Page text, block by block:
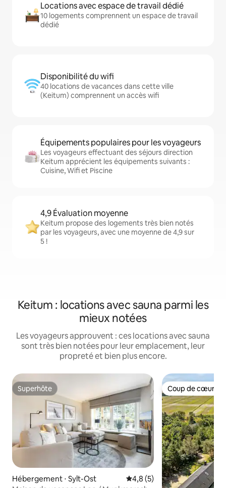
Locations avec espace de travail dédié
10 logements comprennent un espace de travail
dédié
Disponibilité du wifi
40 locations de vacances dans cette ville
(Keitum) comprennent un accès wifi
Équipements populaires pour les voyageurs
Les voyageurs effectuant des séjours direction
Keitum apprécient les équipements suivants :
Cuisine, Wifi et Piscine
4,9 Évaluation moyenne
Keitum propose des logements très bien notés
par les voyageurs, avec une moyenne de 4,9 sur
5 !
Keitum : locations avec sauna parmi les
mieux notées
Les voyageurs approuvent : ces locations avec sauna
sont très bien notées pour leur emplacement, leur
propreté et bien plus encore.
Superhôte
Superhôte
Hébergement ⋅ Sylt-Ost Évaluation moyenne sur la
4,8 (5)
Coup de cœur
Coup de cœur